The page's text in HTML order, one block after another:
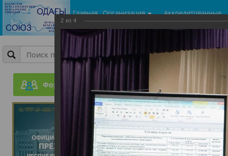
Главная Организация
Аккредитованные
центры
Форум
Фотогалерея
Конференция по
2 из 4